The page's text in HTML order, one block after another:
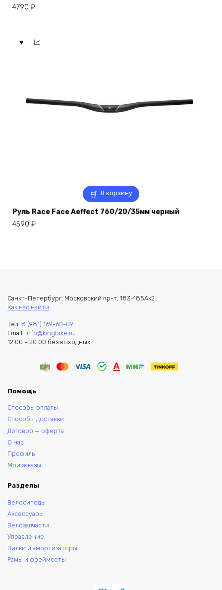
4790 ₽
В корзину
Руль Race Face Aeffect 760/20/35мм черный
4590 ₽
Санкт-Петербург, Московский пр-т, 183-185Ак2
Как нас найти
Тел: 8 (981) 169-60-09
Email: info@kingbike.ru
12.00 – 20.00 без выходных
Помощь
Способы оплаты
Способы доставки
Договор — оферта
О нас
Профиль
Мои заказы
Разделы
Велосипеды
Аксессуары
Велозапчасти
Управление
Вилки и амортизаторы
Рамы и фреймсеты